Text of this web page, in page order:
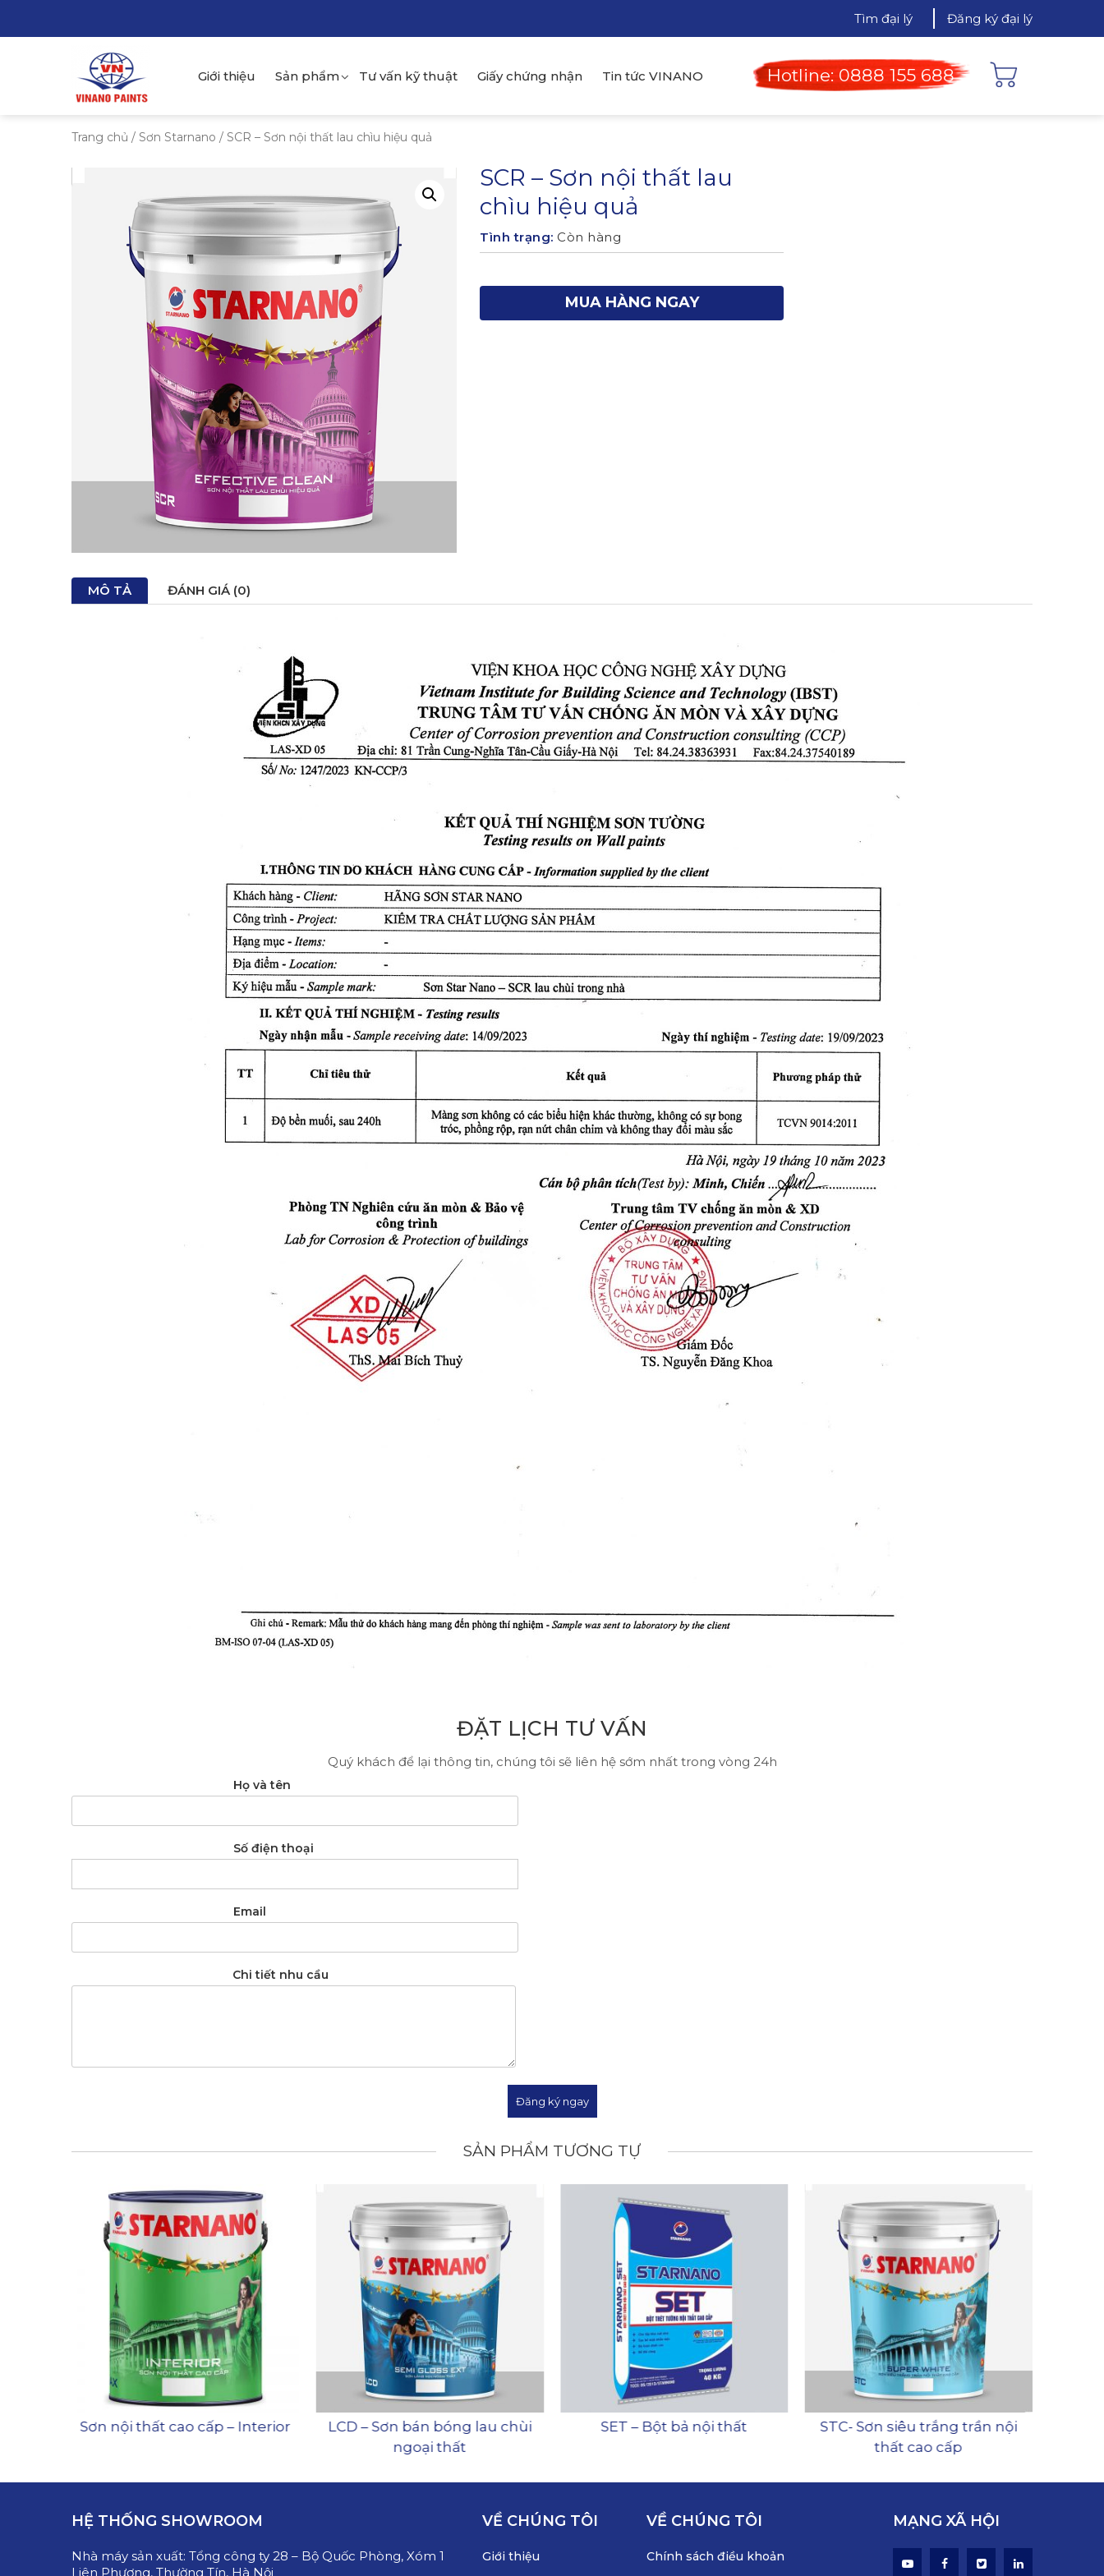
Tìm đại lý Đăng ký đại lý
Giới thiệu Sản phẩm Tư vấn kỹ thuật Giấy chứng nhận Tin tức VINANO Hotline: 0888 155 688
Trang chủ / Sơn Starnano / SCR – Sơn nội thất lau chìu hiệu quả
SCR – Sơn nội thất lau
chìu hiệu quả
Tình trạng: Còn hàng
MUA HÀNG NGAY
MÔ TẢ ĐÁNH GIÁ (0)
ĐẶT LỊCH TƯ VẤN
Quý khách để lại thông tin, chúng tôi sẽ liên hệ sớm nhất trong vòng 24h
Họ và tên
Số điện thoại
Email
Chi tiết nhu cầu
SẢN PHẨM TƯƠNG TỰ
Sơn nội thất cao cấp – Interior
LCD – Sơn bán bóng lau chùi
ngoại thất
SET – Bột bả nội thất
STC- Sơn siêu trắng trần nội
thất cao cấp
HỆ THỐNG SHOWROOM
Nhà máy sản xuất: Tổng công ty 28 – Bộ Quốc Phòng, Xóm 1
Liên Phương, Thường Tín, Hà Nội
VỀ CHÚNG TÔI
Giới thiệu
VỀ CHÚNG TÔI
Chính sách điều khoản
MẠNG XÃ HỘI